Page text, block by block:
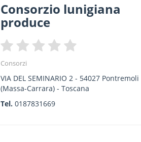
Consorzio lunigiana
produce
Consorzi
VIA DEL SEMINARIO 2 - 54027 Pontremoli
(Massa-Carrara) -Toscana
Tel.0187831669